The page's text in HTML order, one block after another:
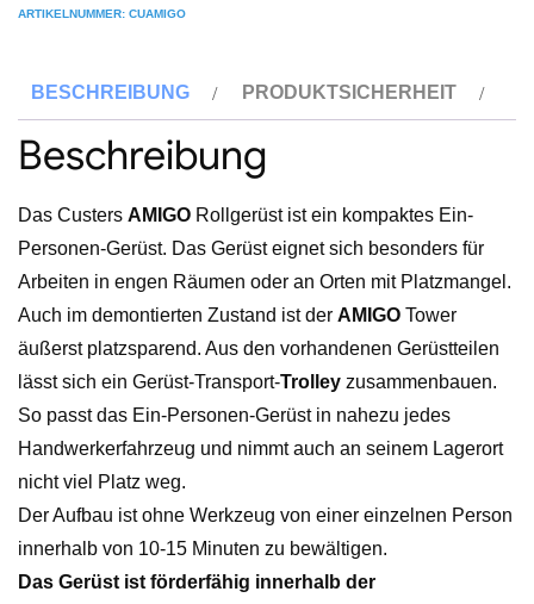
Menge
ARTIKELNUMMER: CUAMIGO
BESCHREIBUNG PRODUKTSICHERHEIT
Beschreibung
Das Custers AMIGO Rollgerüst ist ein kompaktes Ein-
Personen-Gerüst. Das Gerüst eignet sich besonders für
Arbeiten in engen Räumen oder an Orten mit Platzmangel.
Auch im demontierten Zustand ist der AMIGO Tower
äußerst platzsparend. Aus den vorhandenen Gerüstteilen
lässt sich ein Gerüst-Transport-Trolley zusammenbauen.
So passt das Ein-Personen-Gerüst in nahezu jedes
Handwerkerfahrzeug und nimmt auch an seinem Lagerort
nicht viel Platz weg.
Der Aufbau ist ohne Werkzeug von einer einzelnen Person
innerhalb von 10-15 Minuten zu bewältigen.
Das Gerüst ist förderfähig innerhalb der